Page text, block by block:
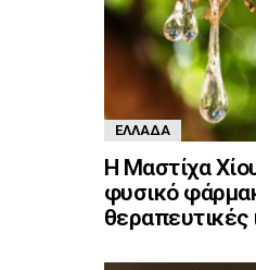
ΕΛΛΆΔΑ
Η Μαστίχα
φυσικό
θεραπευτικές